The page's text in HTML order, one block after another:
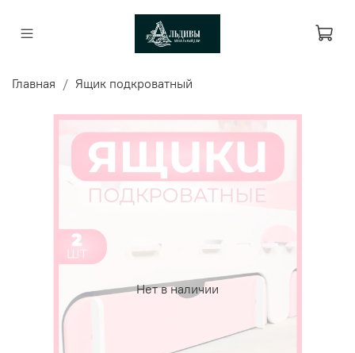
Главная Ящик подкроватный
Нет в наличии